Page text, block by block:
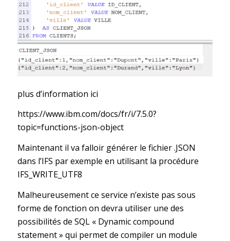
plus d’information ici
https://www.ibm.com/docs/fr/i/7.5.0?
topic=functions-json-object
Maintenant il va falloir générer le fichier .JSON
dans l’IFS par exemple en utilisant la procédure
IFS_WRITE_UTF8
Malheureusement ce service n’existe pas sous
forme de fonction on devra utiliser une des
possibilités de SQL « Dynamic compound
statement » qui permet de compiler un module